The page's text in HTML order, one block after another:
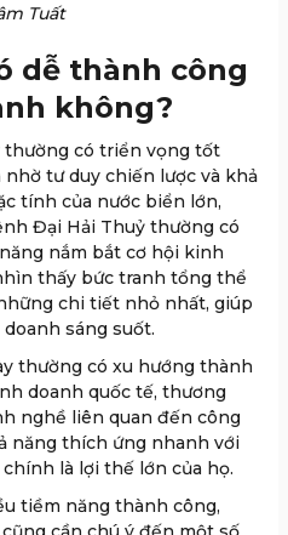
Tuất
dễ thành công
không?
thường có triển vọng tốt
tư duy chiến lược và khả
tính của nước biển lớn,
Đại Hải Thuỷ thường có
nắm bắt cơ hội kinh
thấy bức tranh tổng thể
chi tiết nhỏ nhất, giúp
sáng suốt.
thường có xu hướng thành
doanh quốc tế, thương
nghề liên quan đến công
năng thích ứng nhanh với
là lợi thế lớn của họ.
tiềm năng thành công,